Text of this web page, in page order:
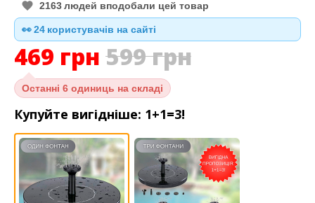
2163 людей вподобали цей товар
👀24 користувачів на сайті
469 грн 599грн
Останні 6 одиниць на складі
Купуйте вигідніше: 1+1=3!